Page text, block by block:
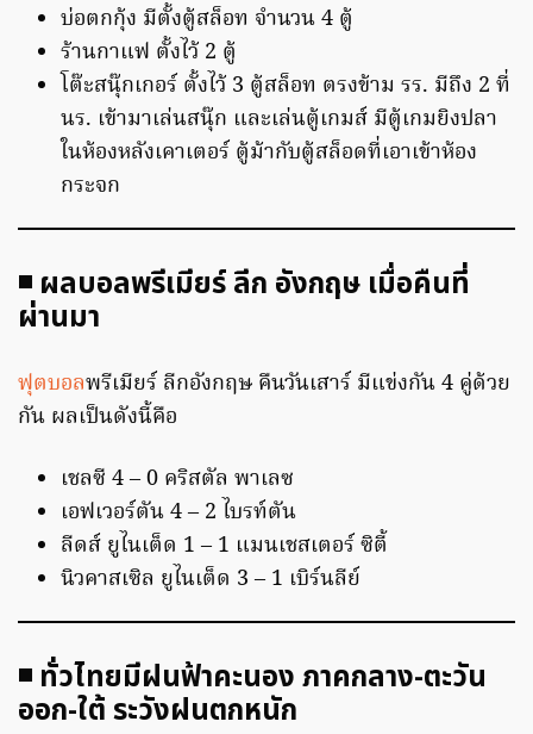
บ่อตกกุ้ง มีตั้งตู้สล็อท จำนวน 4 ตู้
ร้านกาแฟ ตั้งไว้ 2 ตู้
โต๊ะสนุ๊กเกอร์ ตั้งไว้ 3 ตู้สล็อท ตรงข้าม รร. มีถึง 2 ที่
นร. เข้ามาเล่นสนุ๊ก และเล่นตู้เกมส์ มีตู้เกมยิงปลา
ในห้องหลังเคาเตอร์ ตู้ม้ากับตู้สล็อดที่เอาเข้าห้อง
กระจก
◾️ ผลบอลพรีเมียร์ ลีก อังกฤษ เมื่อคืนที่
ผ่านมา
ฟุตบอลพรีเมียร์ ลีกอังกฤษ คืนวันเสาร์ มีแข่งกัน 4 คู่ด้วย
กัน ผลเป็นดังนี้คือ
เชลซี 4 – 0 คริสตัล พาเลซ
เอฟเวอร์ตัน 4 – 2 ไบรท์ตัน
ลีดส์ ยูไนเต็ด 1 – 1 แมนเชสเตอร์ ซิตี้
นิวคาสเซิล ยูไนเต็ด 3 – 1 เบิร์นลีย์
◾️ ทั่วไทยมีฝนฟ้าคะนอง ภาคกลาง-ตะวัน
ออก-ใต้ ระวังฝนตกหนัก